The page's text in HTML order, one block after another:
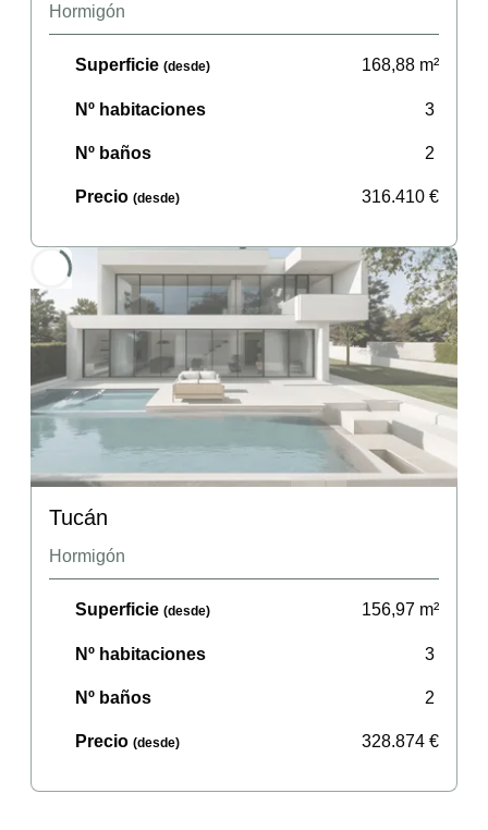
Hormigón
Superficie (desde) 168,88 m²
Nº habitaciones 3
Nº baños 2
Precio (desde) 316.410 €
Tucán
Hormigón
Superficie (desde) 156,97 m²
Nº habitaciones 3
Nº baños 2
Precio (desde) 328.874 €